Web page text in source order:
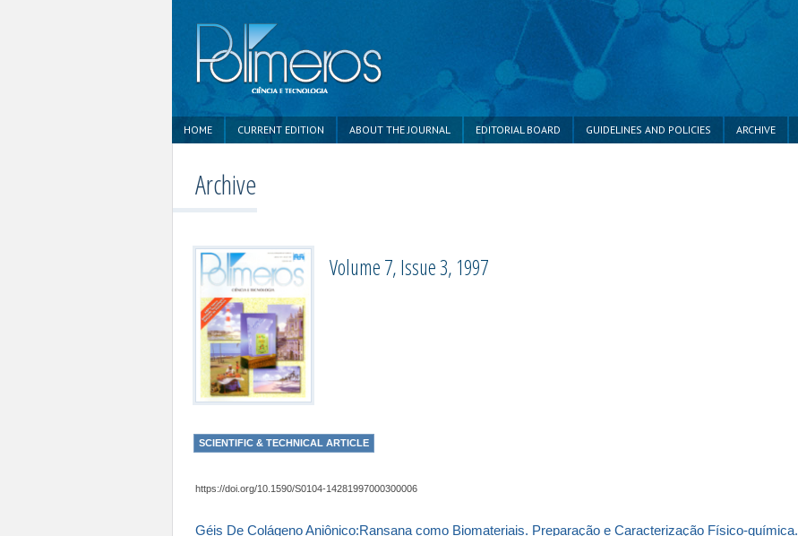
HOME CURRENT EDITION ABOUT THE JOURNAL EDITORIAL BOARD GUIDELINES AND POLICIES ARCHIVE
Archive
Volume 7, Issue 3, 1997
SCIENTIFIC & TECHNICAL ARTICLE
https://doi.org/10.1590/S0104-14281997000300006
Géis De Colágeno Aniônico:Ransana como Biomateriais. Preparação e Caracterização Físico-química.